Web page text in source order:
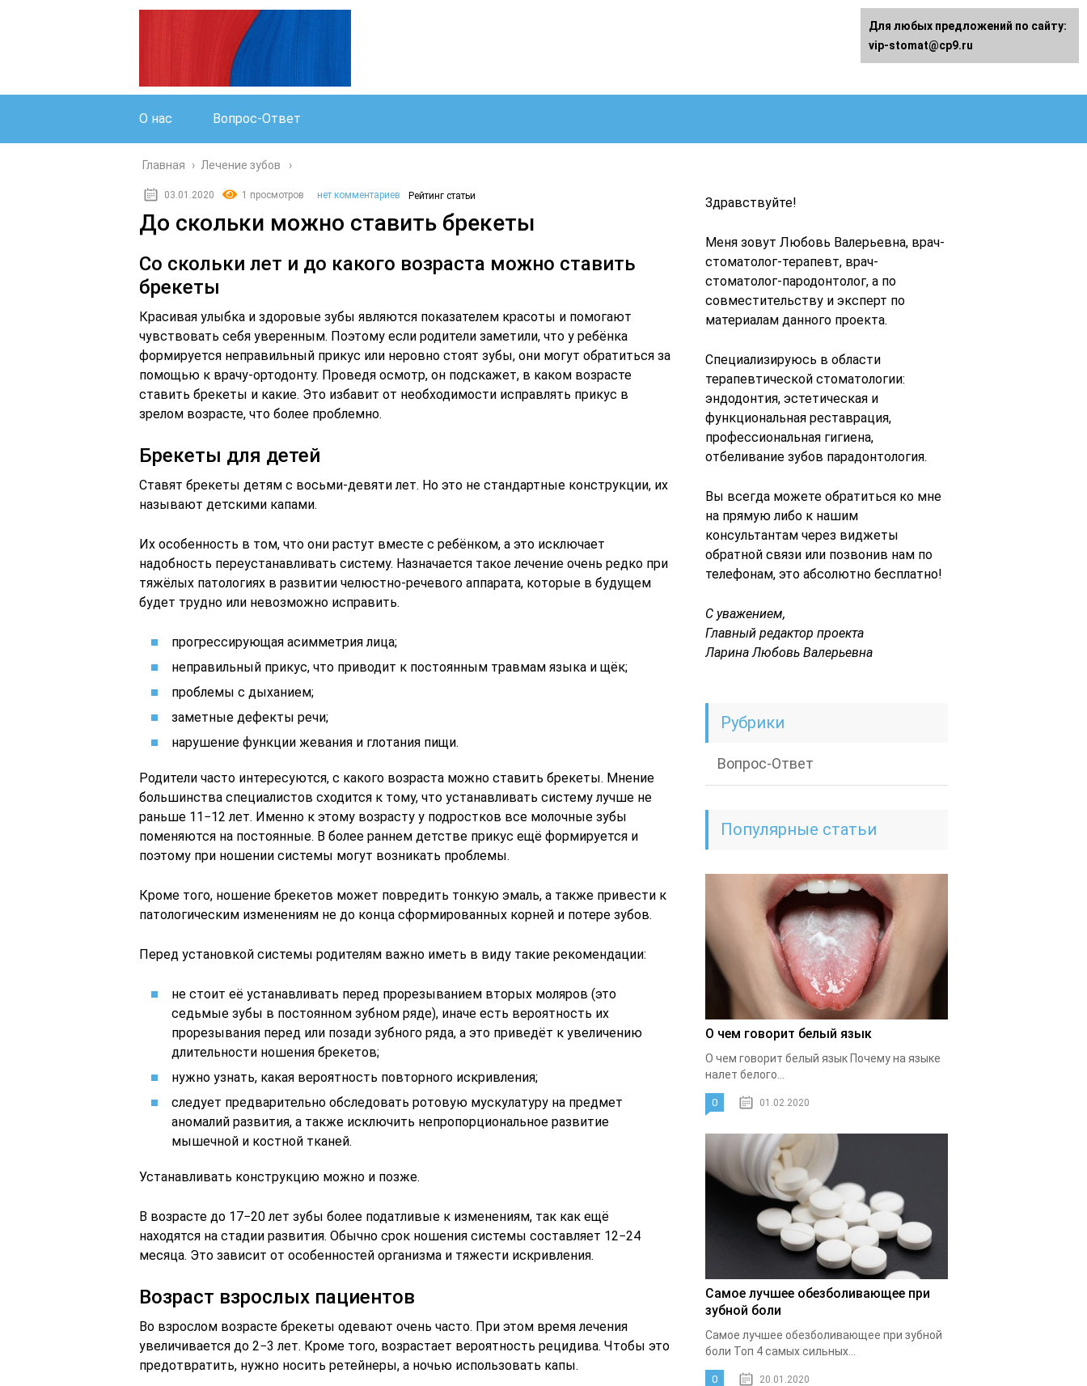
О нас Вопрос-Ответ
Главная › Лечение зубов
03.01.2020 1 просмотров нет комментариев Рейтинг статьи
До скольки можно ставить брекеты
Со скольки лет и до какого возраста можно ставить
брекеты
Красивая улыбка и здоровые зубы являются показателем красоты и помогают
чувствовать себя уверенным. Поэтому если родители заметили, что у ребёнка
формируется неправильный прикус или неровно стоят зубы, они могут обратиться за
помощью к врачу-ортодонту. Проведя осмотр, он подскажет, в каком возрасте
ставить брекеты и какие. Это избавит от необходимости исправлять прикус в
зрелом возрасте, что более проблемно.
Брекеты для детей
Ставят брекеты детям с восьми-девяти лет. Но это не стандартные конструкции, их
называют детскими капами.
Их особенность в том, что они растут вместе с ребёнком, а это исключает
надобность переустанавливать систему. Назначается такое лечение очень редко при
тяжёлых патологиях в развитии челюстно-речевого аппарата, которые в будущем
будет трудно или невозможно исправить.
прогрессирующая асимметрия лица;
неправильный прикус, что приводит к постоянным травмам языка и щёк;
проблемы с дыханием;
заметные дефекты речи;
нарушение функции жевания и глотания пищи.
Родители часто интересуются, с какого возраста можно ставить брекеты. Мнение
большинства специалистов сходится к тому, что устанавливать систему лучше не
раньше 11−12 лет. Именно к этому возрасту у подростков все молочные зубы
поменяются на постоянные. В более раннем детстве прикус ещё формируется и
поэтому при ношении системы могут возникать проблемы.
Кроме того, ношение брекетов может повредить тонкую эмаль, а также привести к
патологическим изменениям не до конца сформированных корней и потере зубов.
Перед установкой системы родителям важно иметь в виду такие рекомендации:
не стоит её устанавливать перед прорезыванием вторых моляров (это
седьмые зубы в постоянном зубном ряде), иначе есть вероятность их
прорезывания перед или позади зубного ряда, а это приведёт к увеличению
длительности ношения брекетов;
нужно узнать, какая вероятность повторного искривления;
следует предварительно обследовать ротовую мускулатуру на предмет
аномалий развития, а также исключить непропорциональное развитие
мышечной и костной тканей.
Устанавливать конструкцию можно и позже.
В возрасте до 17−20 лет зубы более податливые к изменениям, так как ещё
находятся на стадии развития. Обычно срок ношения системы составляет 12−24
месяца. Это зависит от особенностей организма и тяжести искривления.
Возраст взрослых пациентов
Во взрослом возрасте брекеты одевают очень часто. При этом время лечения
увеличивается до 2−3 лет. Кроме того, возрастает вероятность рецидива. Чтобы это
предотвратить, нужно носить ретейнеры, а ночью использовать капы.
Здравствуйте!
Меня зовут Любовь Валерьевна, врач-
стоматолог-терапевт, врач-
стоматолог-пародонтолог, а по
совместительству и эксперт по
материалам данного проекта.
Специализируюсь в области
терапевтической стоматологии:
эндодонтия, эстетическая и
функциональная реставрация,
профессиональная гигиена,
отбеливание зубов парадонтология.
Вы всегда можете обратиться ко мне
на прямую либо к нашим
консультантам через виджеты
обратной связи или позвонив нам по
телефонам, это абсолютно бесплатно!
С уважением,
Главный редактор проекта
Ларина Любовь Валерьевна
Рубрики
Вопрос-Ответ
Популярные статьи
О чем говорит белый язык
О чем говорит белый язык Почему на языке
налет белого...
0 01.02.2020
Самое лучшее обезболивающее при
зубной боли
Самое лучшее обезболивающее при зубной
боли Топ 4 самых сильных...
0 20.01.2020
Для любых предложений по сайту:
vip-stomat@cp9.ru